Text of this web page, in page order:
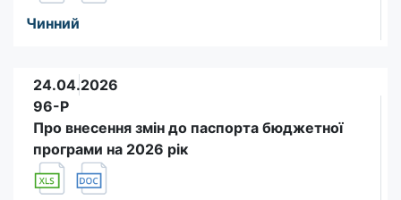
Чинний
24.04.2026
96-Р
Про внесення змін до паспорта бюджетної
програми на 2026 рік